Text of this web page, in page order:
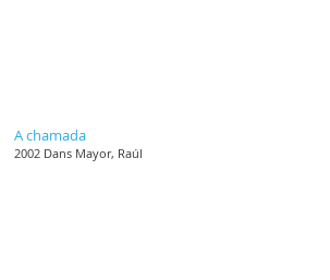
A chamada
2002 Dans Mayor, Raúl